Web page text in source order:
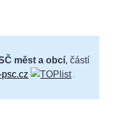
měst a obcí, částí